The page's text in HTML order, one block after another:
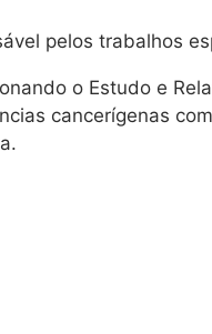
pelos trabalhos
o Estudo e
cancerígenas